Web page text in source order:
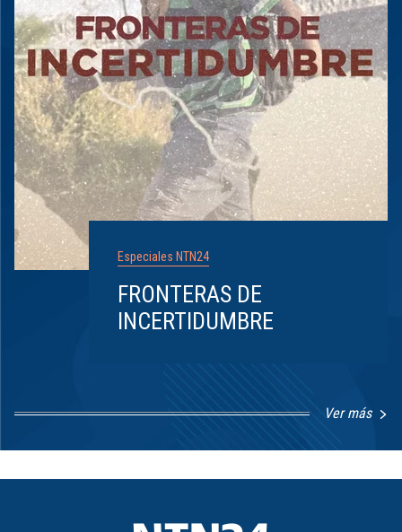
Especiales NTN24
FRONTERAS DE
INCERTIDUMBRE
Ver más
1
8